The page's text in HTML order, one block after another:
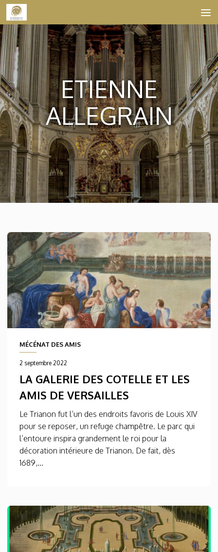
Skip to content
ETIENNE
ALLEGRAIN
MÉCÉNAT DES AMIS
2 septembre 2022
LA GALERIE DES COTELLE ET LES
AMIS DE VERSAILLES
Le Trianon fut l’un des endroits favoris de Louis XIV
pour se reposer, un refuge champêtre. Le parc qui
l’entoure inspira grandement le roi pour la
décoration intérieure de Trianon. De fait, dès
1689,...